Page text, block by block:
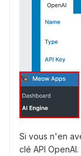
Si vous n'en
clé API